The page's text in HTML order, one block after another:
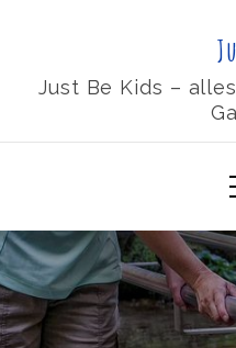
contentJust Be Kids –